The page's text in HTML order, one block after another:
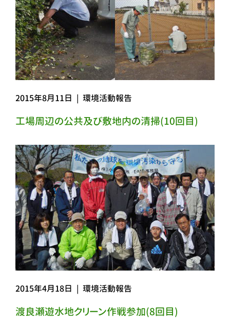
2015年8月11日 | 環境活動報告
工場周辺の公共及び敷地内の清掃(10回目)
2015年4月18日 | 環境活動報告
渡良瀬遊水地クリーン作戦参加(8回目)